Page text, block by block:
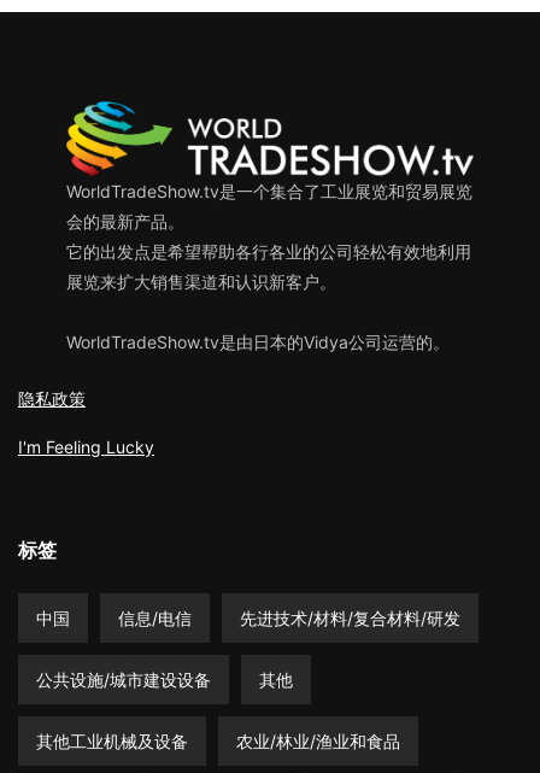
WorldTradeShow.tv是一个集合了工业展览和贸易展览
会的最新产品。
它的出发点是希望帮助各行各业的公司轻松有效地利用
展览来扩大销售渠道和认识新客户。
WorldTradeShow.tv是由日本的Vidya公司运营的。
隐私政策
I'm Feeling Lucky
标签
中国 信息/电信 先进技术/材料/复合材料/研发
公共设施/城市建设设备 其他
其他工业机械及设备 农业/林业/渔业和食品